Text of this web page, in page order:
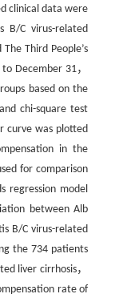
clinical data were
B/C virus-related
Third People’s
December 31，
based on the
chi-square test
curve was plotted
in the
for comparison
regression model
between Alb
B/C virus-related
the 734 patients
liver cirrhosis，
rate of